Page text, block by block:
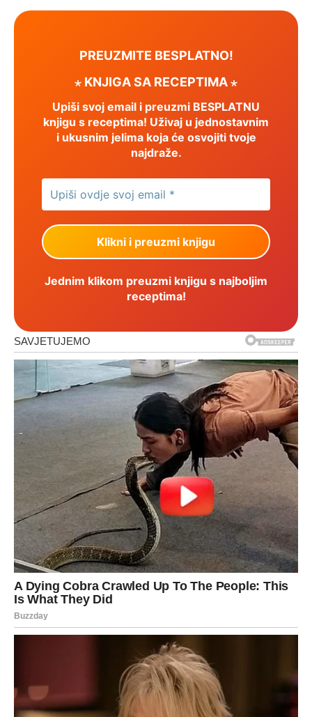
PREUZMITE BESPLATNO!
⋆ KNJIGA SA RECEPTIMA ⋆
Upiši svoj email i preuzmi BESPLATNU
knjigu s receptima! Uživaj u jednostavnim
i ukusnim jelima koja će osvojiti tvoje
najdraže.
Jednim klikom preuzmi knjigu s najboljim
receptima!